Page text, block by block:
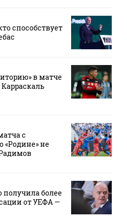
способствует
в матче
с
«Родине» не
более
от УЕФА —